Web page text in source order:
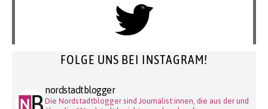
FOLGE UNS BEI INSTAGRAM!
nordstadtblogger
Die Nordstadtblogger sind Journalist:innen, die aus der und